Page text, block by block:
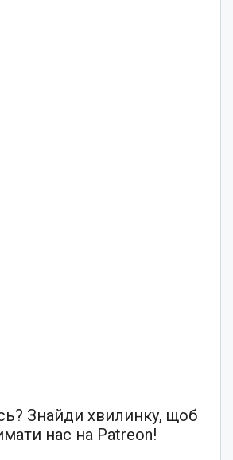
Знайди хвилинку, щоб
нас на Patreon!